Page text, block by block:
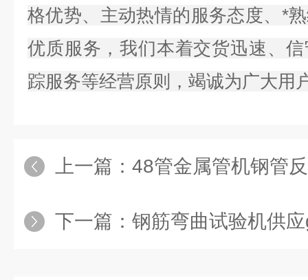
格优势、主动热情的服务态度、*
优质服务，我们本着交货迅速、
踪服务等经营原则，竭诚为广大用
上一篇： 48管金属管机钢管
下一篇： 钢筋弯曲试验机供